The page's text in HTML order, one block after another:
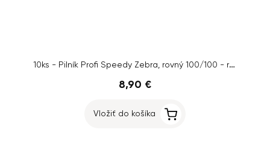
10ks - Pilník Profi Speedy Zebra, rovný 100/100 - ružový stred
8,90 €
Vložiť do košíka